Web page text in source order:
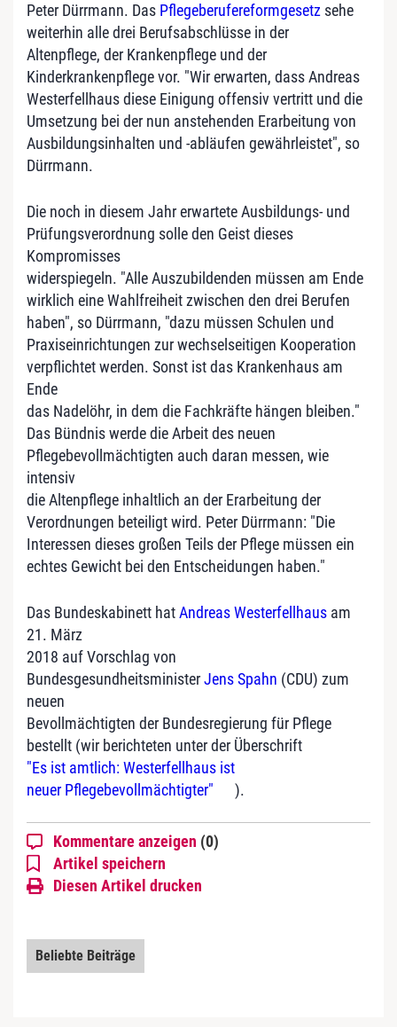
Peter Dürrmann. Das Pflegeberufereformgesetz sehe
weiterhin alle drei Berufsabschlüsse in der
Altenpflege, der Krankenpflege und der
Kinderkrankenpflege vor. "Wir erwarten, dass Andreas
Westerfellhaus diese Einigung offensiv vertritt und die
Umsetzung bei der nun anstehenden Erarbeitung von
Ausbildungsinhalten und -abläufen gewährleistet", so
Dürrmann.
Die noch in diesem Jahr erwartete Ausbildungs- und
Prüfungsverordnung solle den Geist dieses
Kompromisses
widerspiegeln. "Alle Auszubildenden müssen am Ende
wirklich eine Wahlfreiheit zwischen den drei Berufen
haben", so Dürrmann, "dazu müssen Schulen und
Praxiseinrichtungen zur wechselseitigen Kooperation
verpflichtet werden. Sonst ist das Krankenhaus am
Ende
das Nadelöhr, in dem die Fachkräfte hängen bleiben."
Das Bündnis werde die Arbeit des neuen
Pflegebevollmächtigten auch daran messen, wie
intensiv
die Altenpflege inhaltlich an der Erarbeitung der
Verordnungen beteiligt wird. Peter Dürrmann: "Die
Interessen dieses großen Teils der Pflege müssen ein
echtes Gewicht bei den Entscheidungen haben."
Das Bundeskabinett hatAndreas Westerfellhaus am
21. März
2018 auf Vorschlag von
BundesgesundheitsministerJens Spahn (CDU) zum
neuen
Bevollmächtigten der Bundesregierung für Pflege
bestellt (wir berichteten unter der Überschrift
"Es ist amtlich: Westerfellhaus ist
neuer Pflegebevollmächtigter"
).
Kommentare anzeigen (0)
Artikel speichern
Diesen Artikel drucken
Beliebte Beiträge